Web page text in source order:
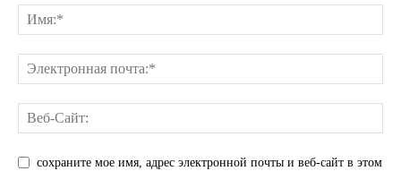
ПОДПИСАТЬСЯ СЕЙЧАС
О нас
сохраните мое имя, адрес электронной почты и веб-сайт в этом